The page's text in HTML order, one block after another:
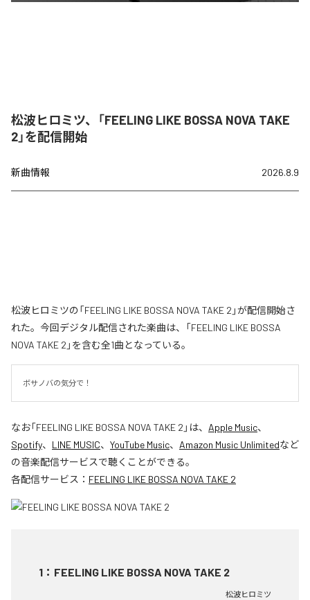
松波ヒロミツ、「FEELING LIKE BOSSA NOVA TAKE
2」を配信開始
新曲情報 2026.8.9
松波ヒロミツの「FEELING LIKE BOSSA NOVA TAKE 2」が配信開始さ
れた。今回デジタル配信された楽曲は、「FEELING LIKE BOSSA
NOVA TAKE 2」を含む全1曲となっている。
ボサノバの気分で！
なお「FEELING LIKE BOSSA NOVA TAKE 2 」は、 Apple Music、
Spotify、 LINE MUSIC、 YouTube Music、 Amazon Music Unlimitedなど
の音楽配信サービスで聴くことができる。
各配信サービス： FEELING LIKE BOSSA NOVA TAKE 2
1 ： FEELING LIKE BOSSA NOVA TAKE 2
松波ヒロミツ